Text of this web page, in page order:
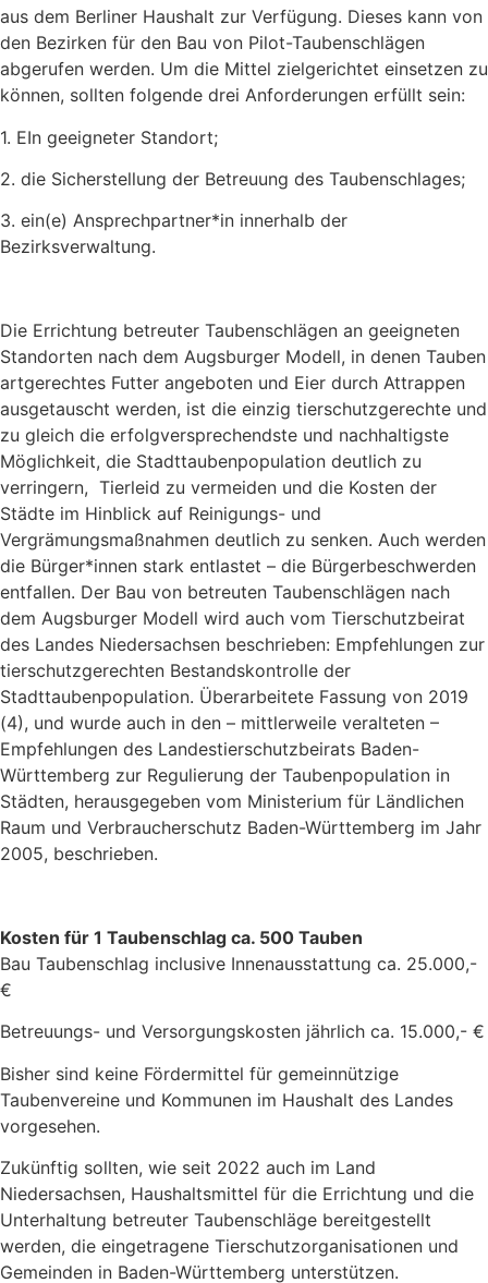
aus dem Berliner Haushalt zur Verfügung. Dieses kann von
den Bezirken für den Bau von Pilot-Taubenschlägen
abgerufen werden. Um die Mittel zielgerichtet einsetzen zu
können, sollten folgende drei Anforderungen erfüllt sein:
1. EIn geeigneter Standort;
2. die Sicherstellung der Betreuung des Taubenschlages;
3. ein(e) Ansprechpartner*in innerhalb der
Bezirksverwaltung.
Die Errichtung betreuter Taubenschlägen an geeigneten
Standorten nach dem Augsburger Modell, in denen Tauben
artgerechtes Futter angeboten und Eier durch Attrappen
ausgetauscht werden, ist die einzig tierschutzgerechte und
zu gleich die erfolgversprechendste und nachhaltigste
Möglichkeit, die Stadttaubenpopulation deutlich zu
verringern, Tierleid zu vermeiden und die Kosten der
Städte im Hinblick auf Reinigungs- und
Vergrämungsmaßnahmen deutlich zu senken. Auch werden
die Bürger*innen stark entlastet – die Bürgerbeschwerden
entfallen. Der Bau von betreuten Taubenschlägen nach
dem Augsburger Modell wird auch vom Tierschutzbeirat
des Landes Niedersachsen beschrieben: Empfehlungen zur
tierschutzgerechten Bestandskontrolle der
Stadttaubenpopulation. Überarbeitete Fassung von 2019
(4), und wurde auch in den – mittlerweile veralteten –
Empfehlungen des Landestierschutzbeirats Baden-
Württemberg zur Regulierung der Taubenpopulation in
Städten, herausgegeben vom Ministerium für Ländlichen
Raum und Verbraucherschutz Baden-Württemberg im Jahr
2005, beschrieben.
Kosten für 1 Taubenschlag ca. 500 Tauben
Bau Taubenschlag inclusive Innenausstattung ca. 25.000,-
€
Betreuungs- und Versorgungskosten jährlich ca. 15.000,- €
Bisher sind keine Fördermittel für gemeinnützige
Taubenvereine und Kommunen im Haushalt des Landes
vorgesehen.
Zukünftig sollten, wie seit 2022 auch im Land
Niedersachsen, Haushaltsmittel für die Errichtung und die
Unterhaltung betreuter Taubenschläge bereitgestellt
werden, die eingetragene Tierschutzorganisationen und
Gemeinden in Baden-Württemberg unterstützen.